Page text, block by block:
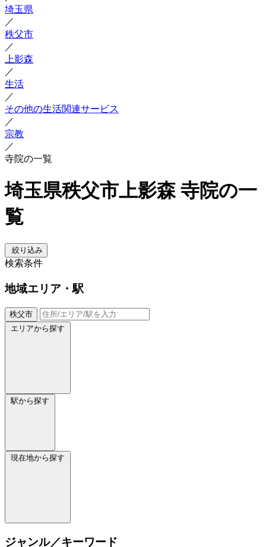
埼玉県
／
秩父市
／
上影森
／
生活
／
その他の生活関連サービス
／
宗教
／
寺院の一覧
埼玉県秩父市上影森 寺院の一
覧
絞り込み
検索条件
地域エリア・駅
秩父市
エリアから探す
駅から探す
現在地から探す
ジャンル／キーワード